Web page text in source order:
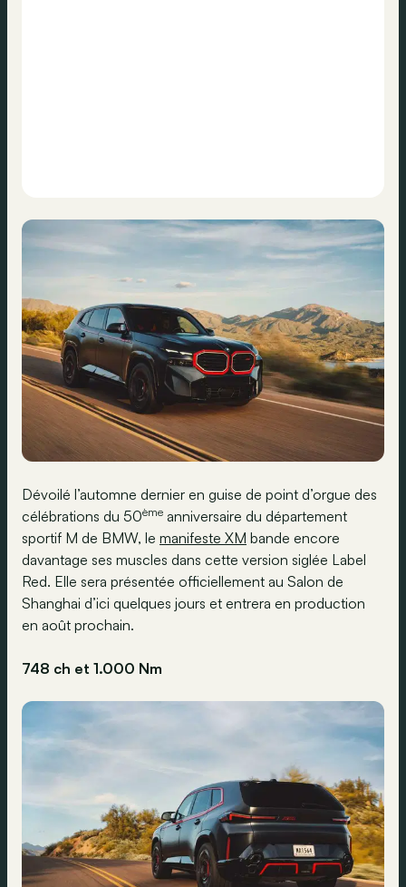
Dévoilé l’automne dernier en guise de point d’orgue des
célébrations du 50ème anniversaire du département
sportif M de BMW, le manifeste XM bande encore
davantage ses muscles dans cette version siglée Label
Red. Elle sera présentée officiellement au Salon de
Shanghai d’ici quelques jours et entrera en production
en août prochain.
748 ch et 1.000 Nm